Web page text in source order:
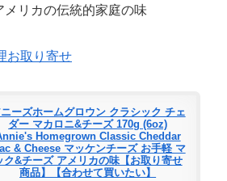
メリカの伝統的家庭の味
お取り寄せ
ーズホームグロウン クラシック チェ
ダー マカロニ&チーズ 170g (6oz)
Homegrown Classic Cheddar
& Cheese マッケンチーズ お手軽 マ
ク&チーズ アメリカの味【お取り寄せ
商品】【合わせて買いたい】